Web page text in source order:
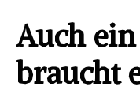
Auch
braucht